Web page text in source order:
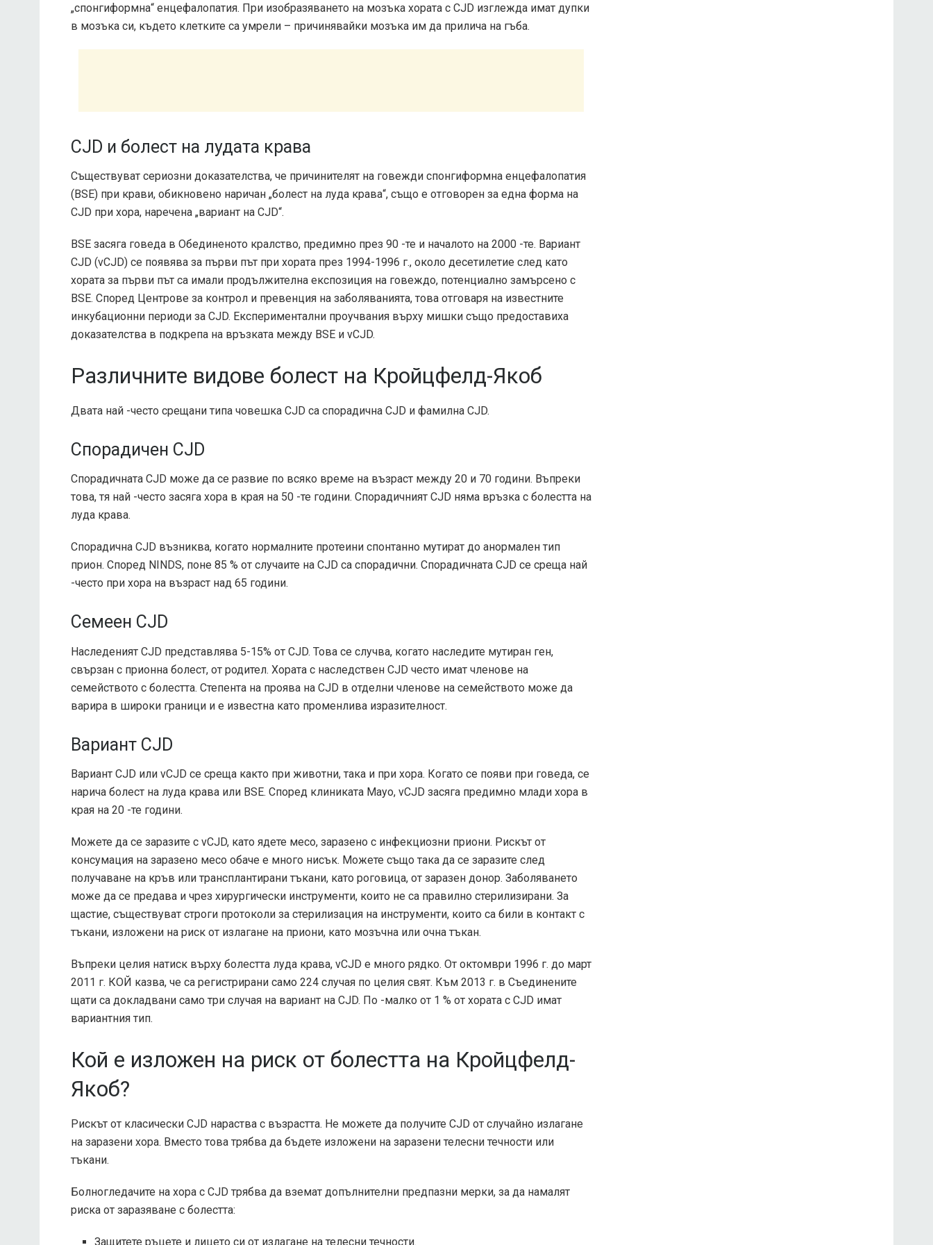
„спонгиформна“ енцефалопатия. При изобразяването на мозъка хората с CJD изглежда имат дупки
в мозъка си, където клетките са умрели – причинявайки мозъка им да прилича на гъба.
CJD и болест на лудата крава
Съществуват сериозни доказателства, че причинителят на говежди спонгиформна енцефалопатия
(BSE) при крави, обикновено наричан „болест на луда крава“, също е отговорен за една форма на
CJD при хора, наречена „вариант на CJD“.
BSE засяга говеда в Обединеното кралство, предимно през 90 -те и началото на 2000 -те. Вариант
CJD (vCJD) се появява за първи път при хората през 1994-1996 г., около десетилетие след като
хората за първи път са имали продължителна експозиция на говеждо, потенциално замърсено с
BSE. Според Центрове за контрол и превенция на заболяванията, това отговаря на известните
инкубационни периоди за CJD. Експериментални проучвания върху мишки също предоставиха
доказателства в подкрепа на връзката между BSE и vCJD.
Различните видове болест на Кройцфелд-Якоб
Двата най -често срещани типа човешка CJD са спорадична CJD и фамилна CJD.
Спорадичен CJD
Спорадичната CJD може да се развие по всяко време на възраст между 20 и 70 години. Въпреки
това, тя най -често засяга хора в края на 50 -те години. Спорадичният CJD няма връзка с болестта на
луда крава.
Спорадична CJD възниква, когато нормалните протеини спонтанно мутират до анормален тип
прион. Според NINDS, поне 85 % от случаите на CJD са спорадични. Спорадичната CJD се среща най
-често при хора на възраст над 65 години.
Семеен CJD
Наследеният CJD представлява 5-15% от CJD. Това се случва, когато наследите мутиран ген,
свързан с прионна болест, от родител. Хората с наследствен CJD често имат членове на
семейството с болестта. Степента на проява на CJD в отделни членове на семейството може да
варира в широки граници и е известна като променлива изразителност.
Вариант CJD
Вариант CJD или vCJD се среща както при животни, така и при хора. Когато се появи при говеда, се
нарича болест на луда крава или BSE. Според клиниката Mayo, vCJD засяга предимно млади хора в
края на 20 -те години.
Можете да се заразите с vCJD, като ядете месо, заразено с инфекциозни приони. Рискът от
консумация на заразено месо обаче е много нисък. Можете също така да се заразите след
получаване на кръв или трансплантирани тъкани, като роговица, от заразен донор. Заболяването
може да се предава и чрез хирургически инструменти, които не са правилно стерилизирани. За
щастие, съществуват строги протоколи за стерилизация на инструменти, които са били в контакт с
тъкани, изложени на риск от излагане на приони, като мозъчна или очна тъкан.
Въпреки целия натиск върху болестта луда крава, vCJD е много рядко. От октомври 1996 г. до март
2011 г. КОЙ казва, че са регистрирани само 224 случая по целия свят. Към 2013 г. в Съединените
щати са докладвани само три случая на вариант на CJD. По -малко от 1 % от хората с CJD имат
вариантния тип.
Кой е изложен на риск от болестта на Кройцфелд-
Якоб?
Рискът от класически CJD нараства с възрастта. Не можете да получите CJD от случайно излагане
на заразени хора. Вместо това трябва да бъдете изложени на заразени телесни течности или
тъкани.
Болногледачите на хора с CJD трябва да вземат допълнителни предпазни мерки, за да намалят
риска от заразяване с болестта:
Защитете ръцете и лицето си от излагане на телесни течности.